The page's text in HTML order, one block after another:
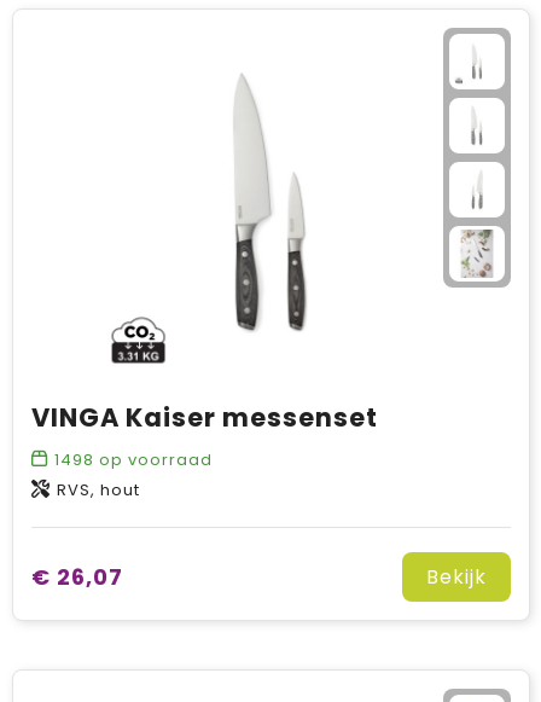
VINGA Kaiser messenset
1498 op voorraad
RVS, hout
€ 26,07 Bekijk